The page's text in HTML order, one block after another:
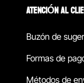
ATENCIÓN AL
Buzón de
Formas de
Métodos de